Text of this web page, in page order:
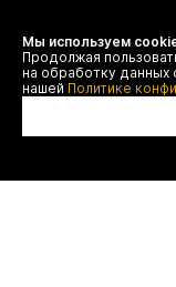
Я даю согласие
персональных
рекламных и
Юнайтед', а также
Политикой
Мы используем
Продолжая
на обработку данных
нашей Политике